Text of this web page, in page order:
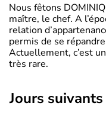
Nous fêtons
maître, le chef. A
relation
permis de se
Actuellement, c’est
très rare.
jours suivants